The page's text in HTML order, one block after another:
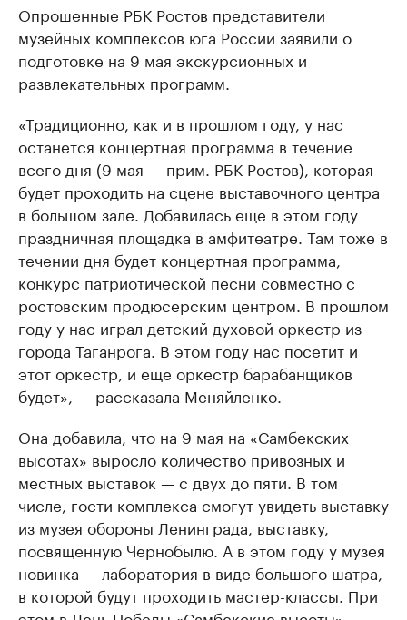
Опрошенные РБК Ростов представители
музейных комплексов юга России заявили о
подготовке на 9 мая экскурсионных и
развлекательных программ.
«Традиционно, как и в прошлом году, у нас
останется концертная программа в течение
всего дня (9 мая — прим. РБК Ростов), которая
будет проходить на сцене выставочного центра
в большом зале. Добавилась еще в этом году
праздничная площадка в амфитеатре. Там тоже в
течении дня будет концертная программа,
конкурс патриотической песни совместно с
ростовским продюсерским центром. В прошлом
году у нас играл детский духовой оркестр из
города Таганрога. В этом году нас посетит и
этот оркестр, и еще оркестр барабанщиков
будет», — рассказала Меняйленко.
Она добавила, что на 9 мая на «Самбекских
высотах» выросло количество привозных и
местных выставок — с двух до пяти. В том
числе, гости комплекса смогут увидеть выставку
из музея обороны Ленинграда, выставку,
посвященную Чернобылю. А в этом году у музея
новинка — лаборатория в виде большого шатра,
в которой будут проходить мастер-классы. При